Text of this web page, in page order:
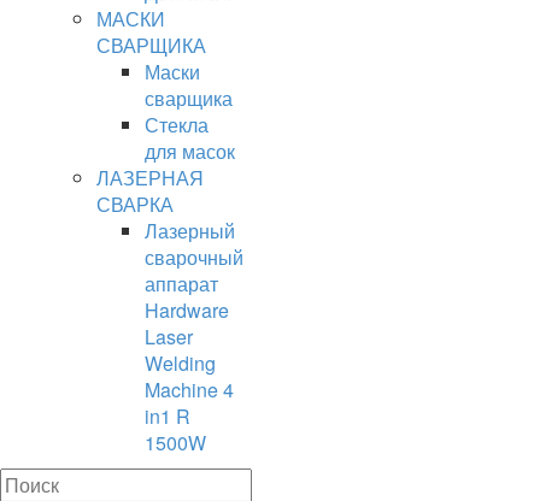
МАСКИ
СВАРЩИКА
Маски
сварщика
Стекла
для масок
ЛАЗЕРНАЯ
СВАРКА
Лазерный
сварочный
аппарат
Hardware
Laser
Welding
Machine 4
in1 R
1500W